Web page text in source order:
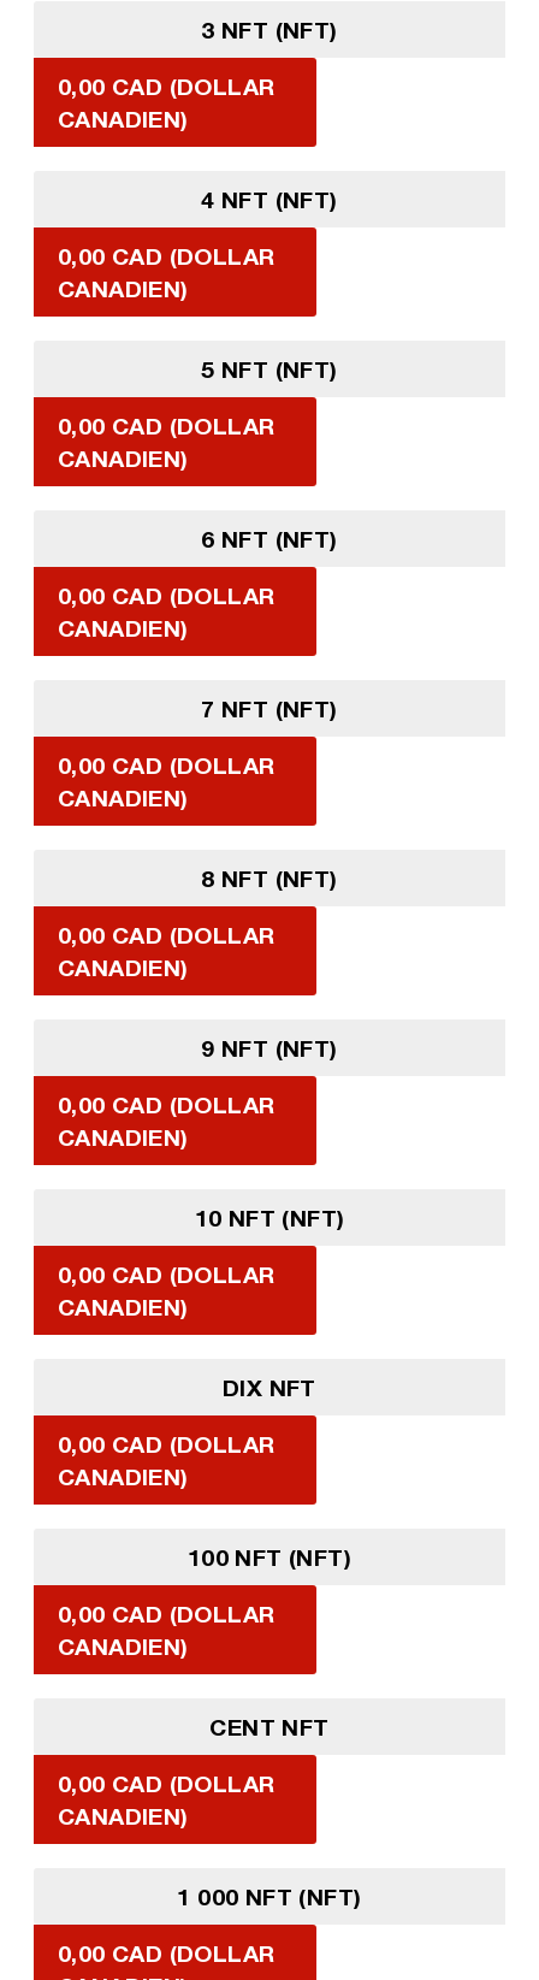
3 NFT (NFT)
0,00 CAD (DOLLAR
CANADIEN)
4 NFT (NFT)
0,00 CAD (DOLLAR
CANADIEN)
5 NFT (NFT)
0,00 CAD (DOLLAR
CANADIEN)
6 NFT (NFT)
0,00 CAD (DOLLAR
CANADIEN)
7 NFT (NFT)
0,00 CAD (DOLLAR
CANADIEN)
8 NFT (NFT)
0,00 CAD (DOLLAR
CANADIEN)
9 NFT (NFT)
0,00 CAD (DOLLAR
CANADIEN)
10 NFT (NFT)
0,00 CAD (DOLLAR
CANADIEN)
DIX NFT
0,00 CAD (DOLLAR
CANADIEN)
100 NFT (NFT)
0,00 CAD (DOLLAR
CANADIEN)
CENT NFT
0,00 CAD (DOLLAR
CANADIEN)
1 000 NFT (NFT)
0,00 CAD (DOLLAR